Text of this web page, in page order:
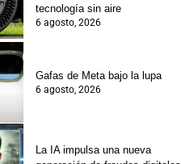
tecnología sin aire
6 agosto, 2026
Gafas de Meta bajo la lupa
6 agosto, 2026
La IA impulsa una nueva